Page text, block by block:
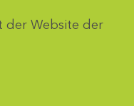
der Website der
auswählen